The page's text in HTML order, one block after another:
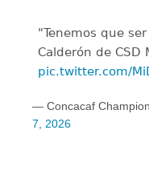
"Tenemos que
Calderón de CSD
pic.twitter.com/
— Concacaf
7, 2026